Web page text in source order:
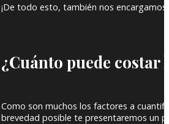
¡De todo esto, también nos
¿Cuánto puede
Como son muchos los factores a
brevedad posible te presentaremos un